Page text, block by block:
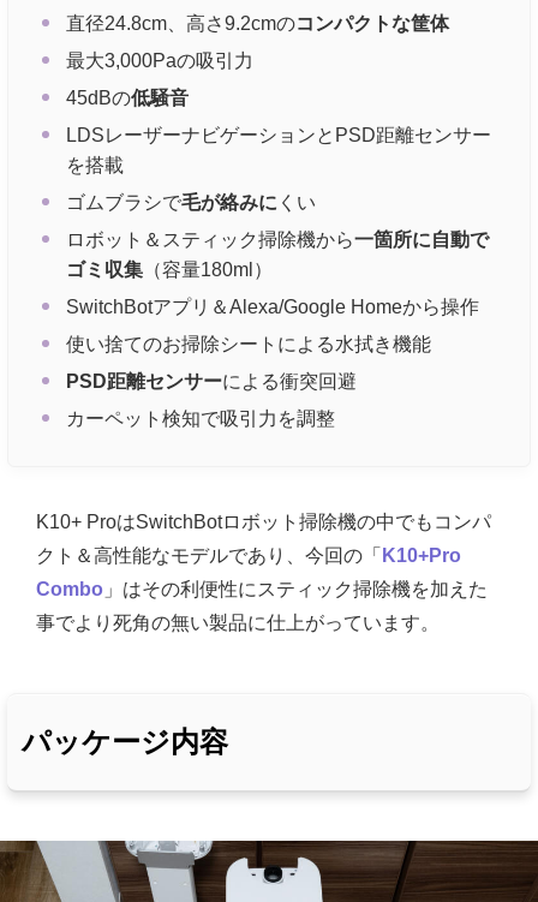
直径24.8cm、高さ9.2cmのコンパクトな筐体
最大3,000Paの吸引力
45dBの低騒音
LDSレーザーナビゲーションとPSD距離センサー
を搭載
ゴムブラシで毛が絡みに くい
ロボット＆スティック掃除機から一箇所に自動で
ゴミ収集 （容量180ml）
SwitchBotアプリ＆Alexa/Google Homeから操作
使い捨てのお掃除シートによる水拭き機能
PSD距離センサーによる衝突回避
カーペット検知で吸引力を調整
K10+ ProはSwitchBotロボット掃除機の中でもコンパ
クト＆高性能なモデルであり、今回の「 K10+Pro
Combo 」はその利便性にスティック掃除機を加えた
事でより死角の無い製品に仕上がっています。
パッケージ内容